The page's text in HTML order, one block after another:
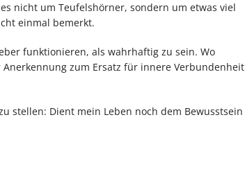
nicht um Teufelshörner, sondern um etwas viel
einmal bemerkt.
funktionieren, als wahrhaftig zu sein. Wo
zum Ersatz für innere Verbundenheit
stellen: Dient mein Leben noch dem Bewusstsein